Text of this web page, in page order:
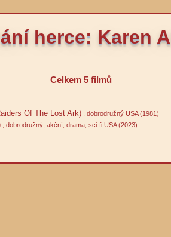
herce: Karen
Celkem 5 filmů
Of The Lost Ark) , dobrodružný USA (1981)
, dobrodružný, akční, drama, sci-fi USA (2023)